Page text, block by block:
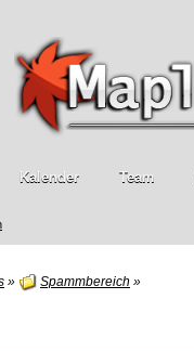
Kalender Team
» Spammbereich »